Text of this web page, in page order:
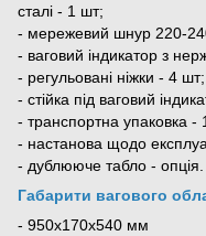
сталі - 1 шт;
- мережевий шнур 220-
- ваговий індикатор з
- регульовані ніжки - 4 шт;
- стійка під ваговий
- транспортна упаковка -
- настанова щодо
- дублююче табло - опція.
Габарити вагового
- 950x170x540 мм